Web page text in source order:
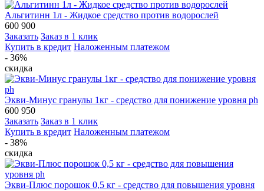
Альгитинн 1л - Жидкое средство против водорослей
600 900
Заказать Заказ в 1 клик
Купить в кредит Наложенным платежом
- 36%
скидка
Экви-Минус гранулы 1кг - средство для понижение уровня ph
600 950
Заказать Заказ в 1 клик
Купить в кредит Наложенным платежом
- 38%
скидка
Экви-Плюс порошок 0,5 кг - средство для повышения уровня